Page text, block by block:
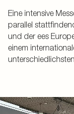
Eine intensive
parallel
und der ees
einem